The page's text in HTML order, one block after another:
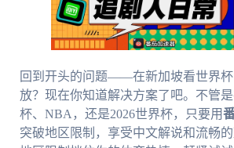
回到开头的问题——在新加坡看世界
放？现在你知道解决方案了吧。不管
杯、NBA，还是2026世界杯，只要用
突破地区限制，享受中文解说和流畅